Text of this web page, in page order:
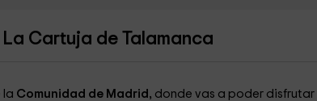
Cartuja de Talamanca
la Comunidad de Madrid, donde vas a poder